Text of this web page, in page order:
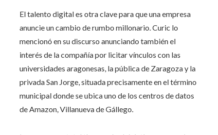
El talento digital es otra clave para que una empresa
anuncie un cambio de rumbo millonario. Curic lo
mencionó en su discurso anunciando también el
interés de la compañía por licitar vínculos con las
universidades aragonesas, la pública de Zaragoza y la
privada San Jorge, situada precisamente en el término
municipal donde se ubica uno de los centros de datos
de Amazon, Villanueva de Gállego.